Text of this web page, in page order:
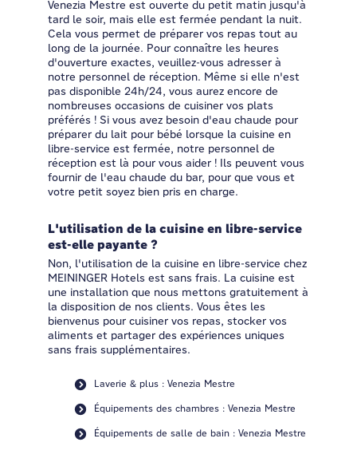
Venezia Mestre est ouverte du petit matin jusqu'à
tard le soir, mais elle est fermée pendant la nuit.
Cela vous permet de préparer vos repas tout au
long de la journée. Pour connaître les heures
d'ouverture exactes, veuillez-vous adresser à
notre personnel de réception. Même si elle n'est
pas disponible 24h/24, vous aurez encore de
nombreuses occasions de cuisiner vos plats
préférés ! Si vous avez besoin d'eau chaude pour
préparer du lait pour bébé lorsque la cuisine en
libre-service est fermée, notre personnel de
réception est là pour vous aider ! Ils peuvent vous
fournir de l'eau chaude du bar, pour que vous et
votre petit soyez bien pris en charge.
L'utilisation de la cuisine en libre-service
est-elle payante ?
Non, l'utilisation de la cuisine en libre-service chez
MEININGER Hotels est sans frais. La cuisine est
une installation que nous mettons gratuitement à
la disposition de nos clients. Vous êtes les
bienvenus pour cuisiner vos repas, stocker vos
aliments et partager des expériences uniques
sans frais supplémentaires.
Laverie & plus : Venezia Mestre
Équipements des chambres : Venezia Mestre
Équipements de salle de bain : Venezia Mestre